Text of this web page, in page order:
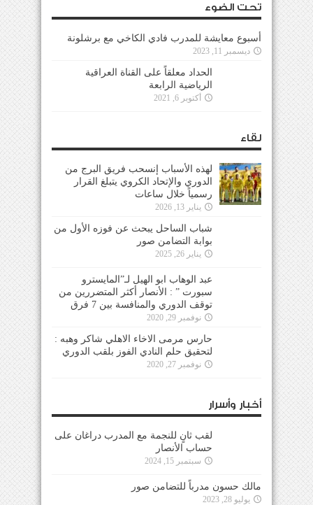
تحت الضوء
أسبوع معايشة للمدرب فادي الكاخي مع برشلونة
ديسمبر 11, 2023
الحداد معلقاً على القناة العراقية
الرياضية الرابعة
أكتوبر 6, 2021
لقاء
لهذه الأسباب إنسحب فريق البرج من
الدوري والإتحاد الكروي يتبلغ القرار
رسمياً خلال ساعات
يناير 13, 2026
شباب الساحل يبحث عن فوزه الأول من
بوابة التضامن صور
يناير 26, 2025
عبد الوهاب ابو الهيل لـ”المايسترو
سبورت ” : الأنصار أكثر المتضررين من
توقف الدوري والمنافسة بين 7 فرق
نوفمبر 29, 2020
حارس مرمى الاخاء الاهلي شاكر وهبه :
لتحقيق حلم النادي الفوز بلقب الدوري
نوفمبر 27, 2020
أخبار وأسرار
لقب ثانٍ للنجمة مع المدرب دراغان على
حساب الأنصار
سبتمبر 15, 2024
مالك حسون مدرباً للتضامن صور
يوليو 28, 2023